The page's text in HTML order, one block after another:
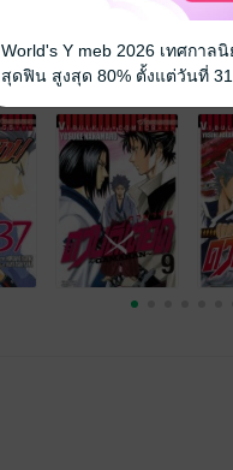
World's Y meb 2026 เทศกา
สุดฟิน สูงสุด 80% ตั้งแต่วันที่